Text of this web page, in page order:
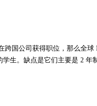
跨国公司获得职位，那么全
生。缺点是它们主要是 2 年